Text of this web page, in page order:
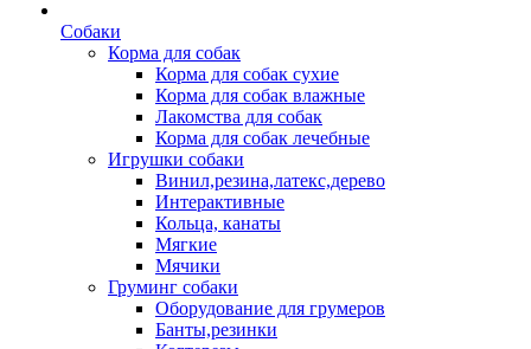
Собаки
Корма для собак
Корма для собак сухие
Корма для собак влажные
Лакомства для собак
Корма для собак лечебные
Игрушки собаки
Винил,резина,латекс,дерево
Интерактивные
Кольца, канаты
Мягкие
Мячики
Груминг собаки
Оборудование для грумеров
Банты,резинки